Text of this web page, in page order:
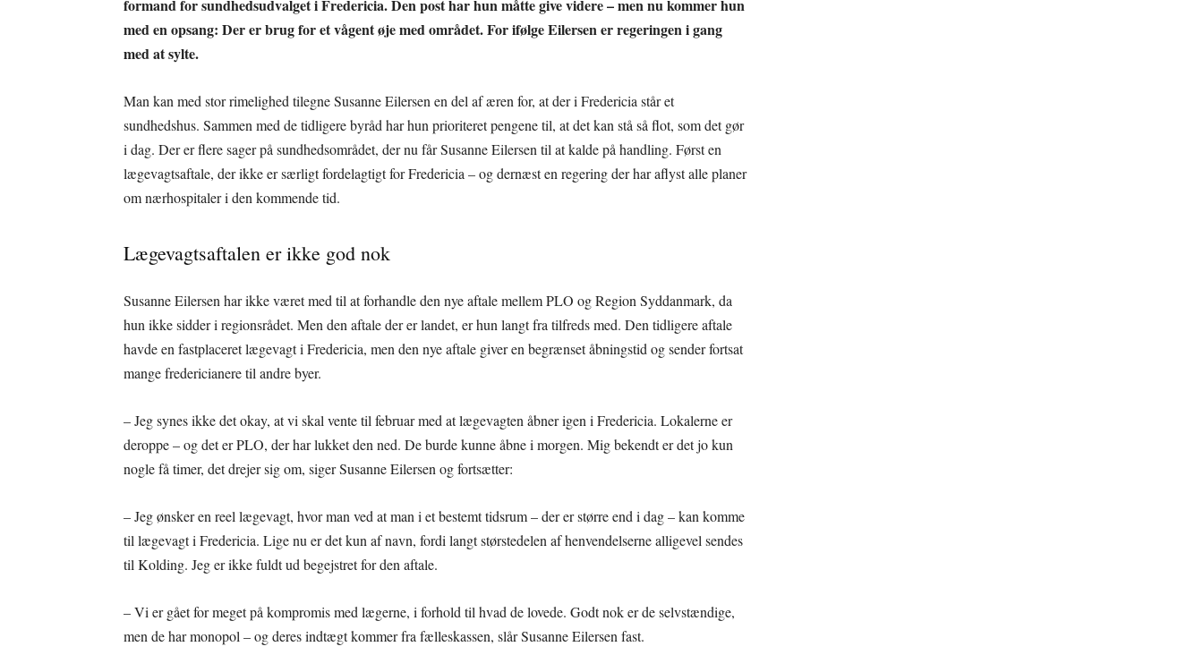
formand for sundhedsudvalget i Fredericia. Den post har hun måtte give videre – men nu kommer hun
med en opsang: Der er brug for et vågent øje med området. For ifølge Eilersen er regeringen i gang
med at sylte.
Man kan med stor rimelighed tilegne Susanne Eilersen en del af æren for, at der i Fredericia står et
sundhedshus. Sammen med de tidligere byråd har hun prioriteret pengene til, at det kan stå så flot, som det gør
i dag. Der er flere sager på sundhedsområdet, der nu får Susanne Eilersen til at kalde på handling. Først en
lægevagtsaftale, der ikke er særligt fordelagtigt for Fredericia – og dernæst en regering der har aflyst alle planer
om nærhospitaler i den kommende tid.
Lægevagtsaftalen er ikke god nok
Susanne Eilersen har ikke været med til at forhandle den nye aftale mellem PLO og Region Syddanmark, da
hun ikke sidder i regionsrådet. Men den aftale der er landet, er hun langt fra tilfreds med. Den tidligere aftale
havde en fastplaceret lægevagt i Fredericia, men den nye aftale giver en begrænset åbningstid og sender fortsat
mange fredericianere til andre byer.
– Jeg synes ikke det okay, at vi skal vente til februar med at lægevagten åbner igen i Fredericia. Lokalerne er
deroppe – og det er PLO, der har lukket den ned. De burde kunne åbne i morgen. Mig bekendt er det jo kun
nogle få timer, det drejer sig om, siger Susanne Eilersen og fortsætter:
– Jeg ønsker en reel lægevagt, hvor man ved at man i et bestemt tidsrum – der er større end i dag – kan komme
til lægevagt i Fredericia. Lige nu er det kun af navn, fordi langt størstedelen af henvendelserne alligevel sendes
til Kolding. Jeg er ikke fuldt ud begejstret for den aftale.
– Vi er gået for meget på kompromis med lægerne, i forhold til hvad de lovede. Godt nok er de selvstændige,
men de har monopol – og deres indtægt kommer fra fælleskassen, slår Susanne Eilersen fast.